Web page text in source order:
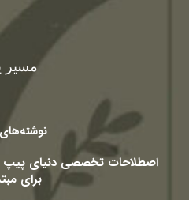
مسیر
اصطلاحات تخصصی دنیای پیپ
برای